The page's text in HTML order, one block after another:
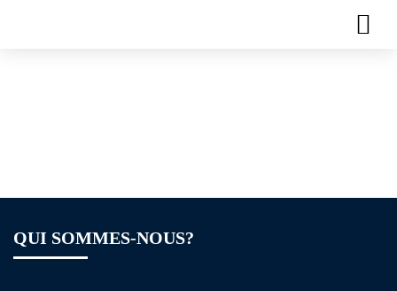
QUI SOMMES-NOUS?